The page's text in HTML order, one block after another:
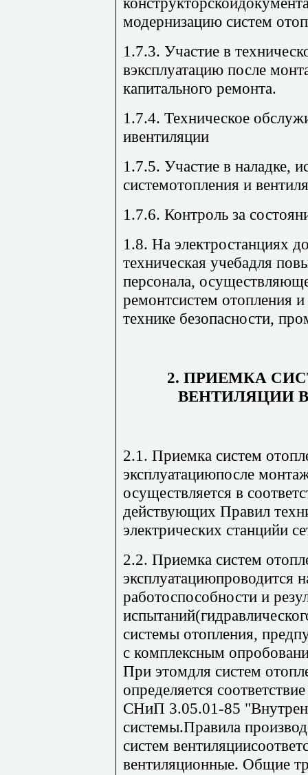
модернизацию систем
1.7.3. Участие в
вэксплуатацию после
капитального ремонта.
1.7.4. Техническое
ивентиляции
1.7.5. Участие в наладке,
системотопления и
1.7.6. Контроль за
1.8. На электростанциях
техническая учебадля
персонала,
ремонтсистем отопления
технике безопасности,
2. ПРИЕМКА
ВЕНТИЛЯЦИИ
2.1. Приемка систем
эксплуатациюпосле
осуществляется в
действующих Правил
электрических станцийи
2.2. Приемка систем
эксплуатациюпроводится
работоспособности и
системы отопления,
с комплексным
При этомдля систем
определяется
СНиП 3.05.01-85
системы.Правила
систем
вентиляционные. Общие